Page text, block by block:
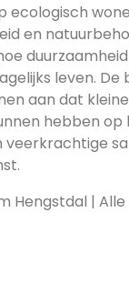
ecologisch
en
leven. De
aan dat
hebben op
Hengstdal |